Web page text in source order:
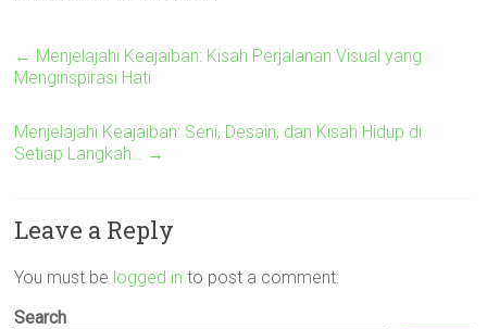
← Menjelajahi Keajaiban: Kisah Perjalanan Visual yang
Menginspirasi Hati
Menjelajahi Keajaiban: Seni, Desain, dan Kisah Hidup di
Setiap Langkah… →
Leave a Reply
You must be logged in to post a comment.
Search